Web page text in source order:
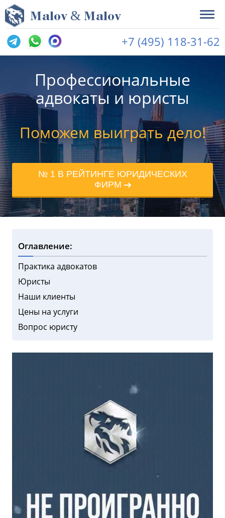
Malov & Malov
+7 (495) 118-31-62
Профессиональные
адвокаты и юристы
Поможем выиграть дело!
№ 1 В РЕЙТИНГЕ ЮРИДИЧЕСКИХ
ФИРМ
Оглавление:
Практика адвокатов
Юристы
Наши клиенты
Цены на услуги
Вопрос юристу